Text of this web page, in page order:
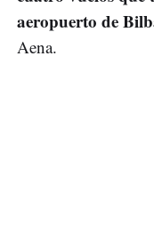
aeropuerto de
Aena.